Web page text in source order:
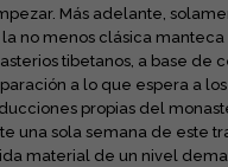
Más adelante,
no menos clásica manteca
tibetanos, a base de
a lo que espera a
propias del
una sola semana de este
material de un nivel